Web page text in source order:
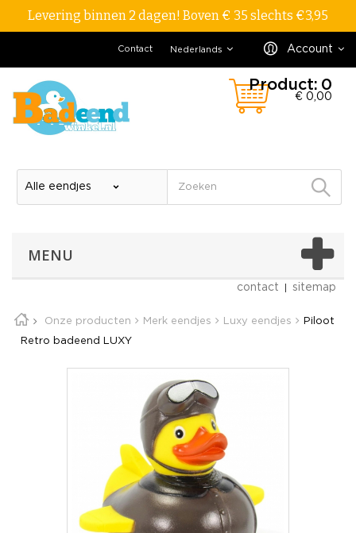
Levering binnen 2 dagen! Boven € 35 slechts €3,95
Account
Nederlands
Contact
Product: 0
€ 0,00
MENU
contact sitemap
Onze producten Merk eendjes Luxy eendjes Piloot
Retro badeend LUXY